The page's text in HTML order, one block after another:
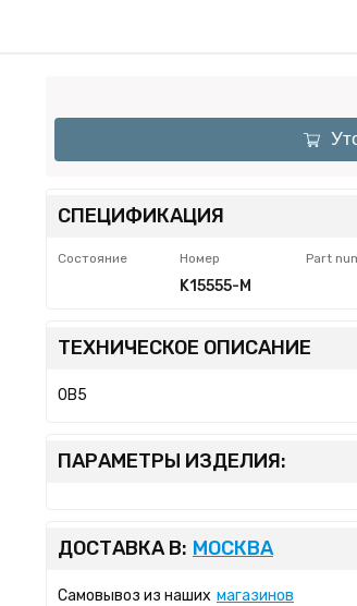
СПЕЦИФИКАЦИЯ
Состояние Номер Part
K15555-M
ТЕХНИЧЕСКОЕ ОПИСАНИЕ
0B5
ПАРАМЕТРЫ ИЗДЕЛИЯ:
ДОСТАВКА В: МОСКВА
Самовывоз из наших магазинов